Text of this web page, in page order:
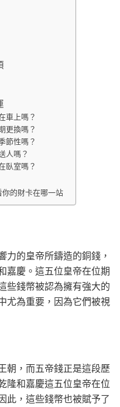
車上嗎？
更換嗎？
節性嗎？
人嗎？
臥室嗎？
你的財卡在哪一站
力的皇帝所鑄造的銅錢，
嘉慶。這五位皇帝在位期
些錢幣被認為擁有強大的
尤為重要，因為它們被視
朝，而五帝錢正是這段歷
隆和嘉慶這五位皇帝在位
此，這些錢幣也被賦予了